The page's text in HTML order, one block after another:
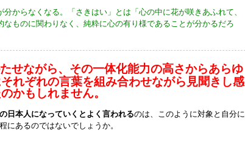
からなくなる。「さきはい」とは「心の中に花が咲きあふれて、
ものに関わりなく、純粋に心の有り様であることが分かるだろ
せながら、その一体化能力の高さからあらゆ
れぞれの言葉を組み合わせながら見聞きし感
かもしれません。
日本人になっていくとよく言われるのは、このように対象と自分に
にあるのではないでしょうか。